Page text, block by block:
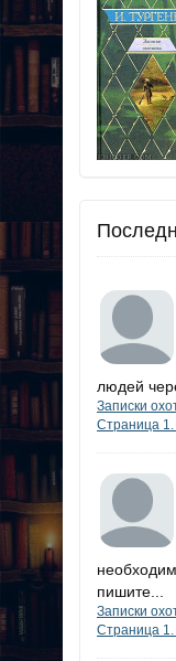
людей
Записки
Страница 1.
пишите...
Записки
Страница 1.